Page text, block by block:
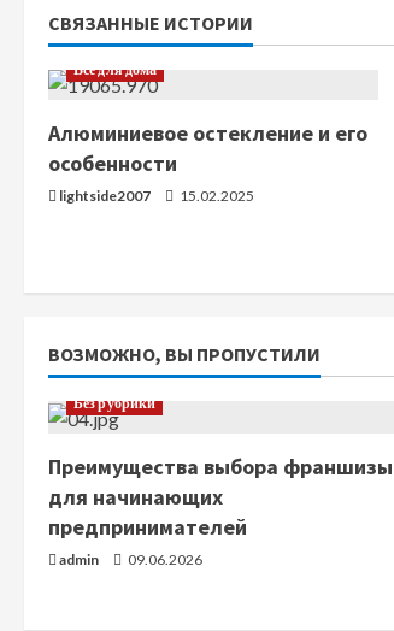
и
т
ь
ч
е
н
и
СВЯЗАННЫЕ ИСТОРИИ
Все для дома
Алюминиевое остекление и его
особенности
lightside2007 15.02.2025
ВОЗМОЖНО, ВЫ ПРОПУСТИЛИ
Без рубрики
Преимущества выбора франшизы
для начинающих
предпринимателей
admin 09.06.2026